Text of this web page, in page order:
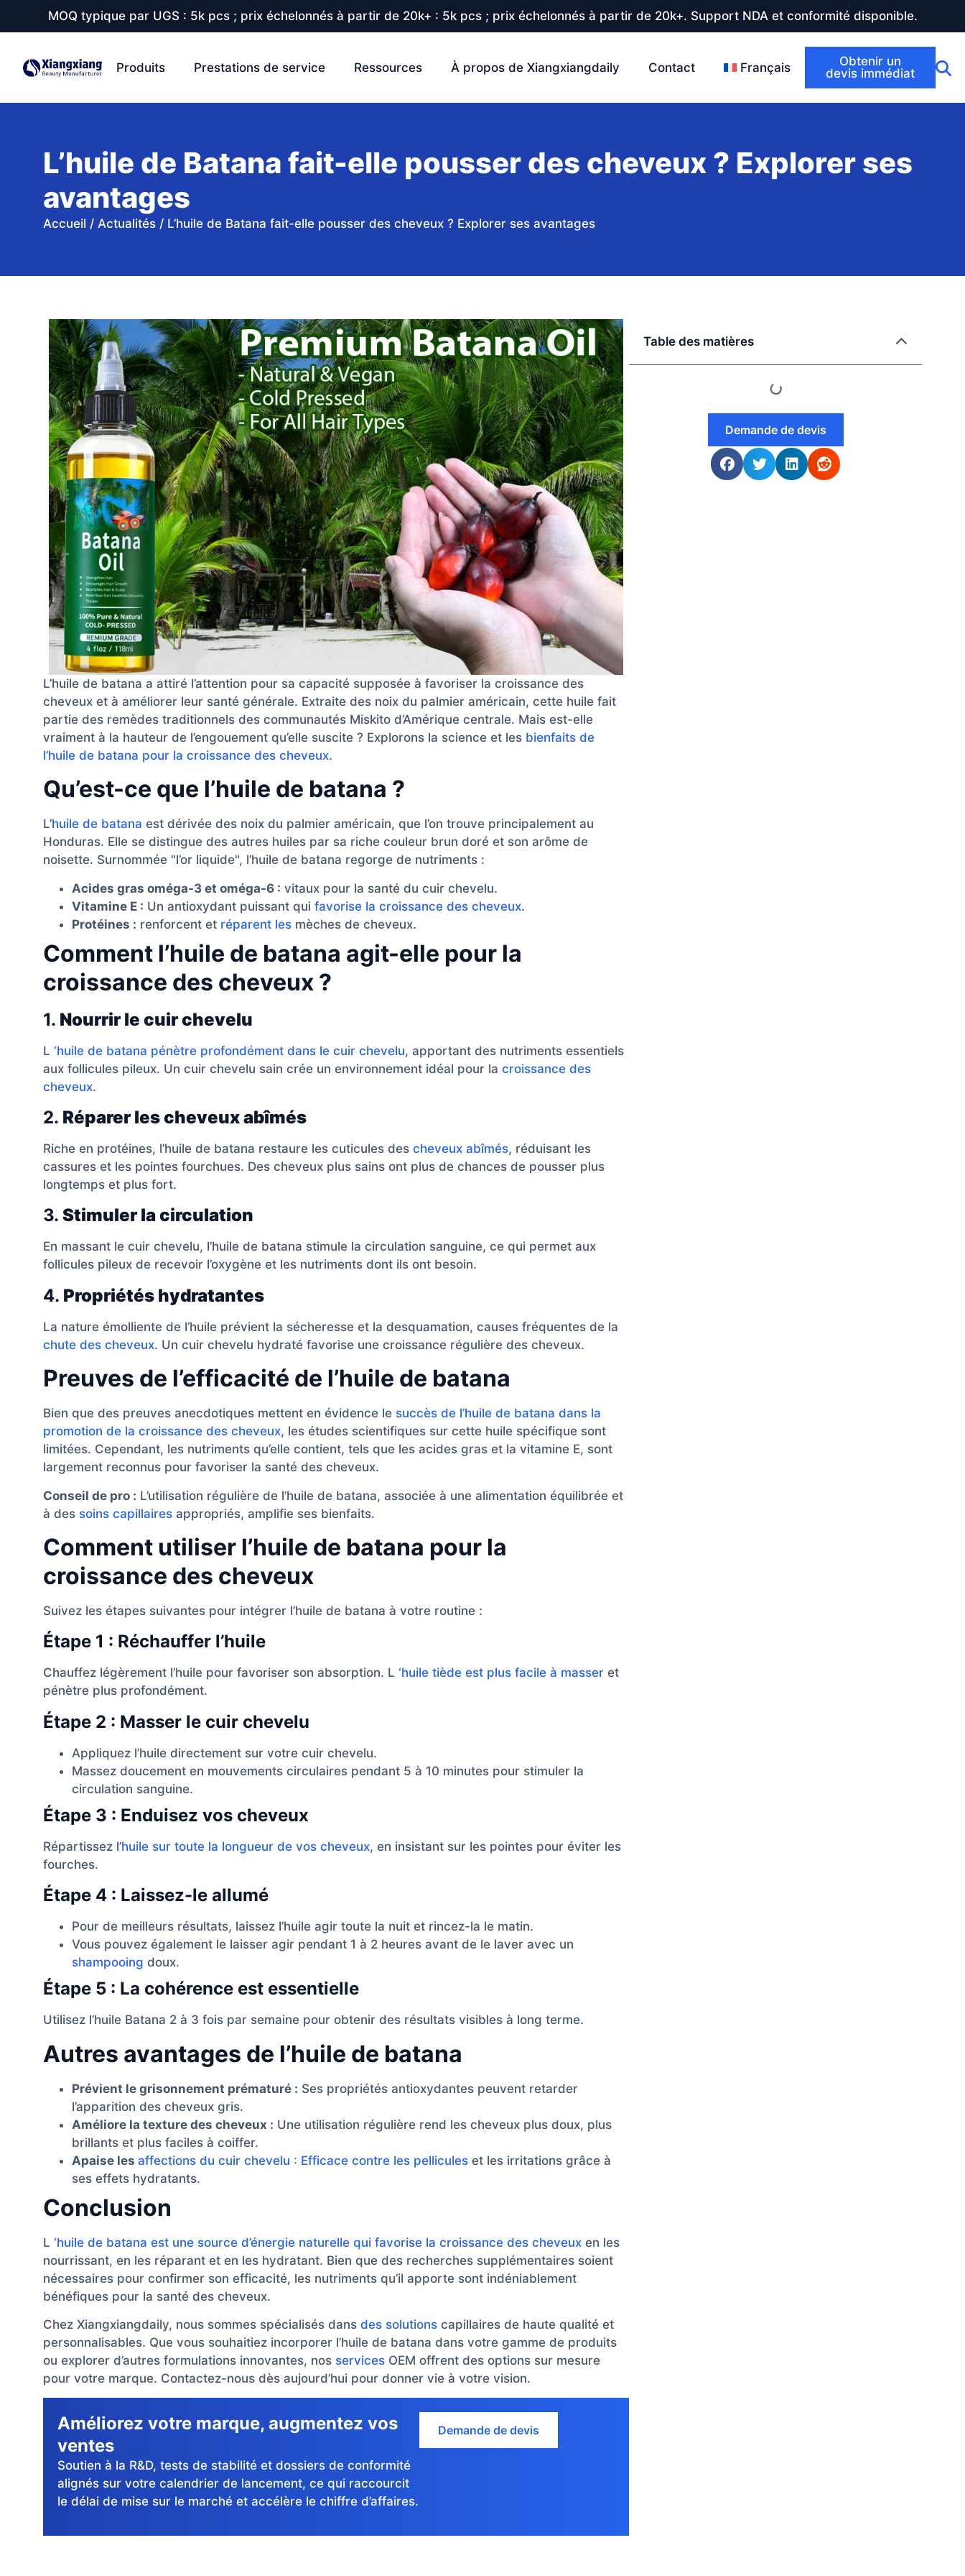
MOQ typique par UGS : 5k pcs ; prix échelonnés à partir de 20k+ : 5k pcs ; prix échelonnés à partir de 20k+. Support NDA et conformité disponible.
Produits Prestations de service Ressources À propos de Xiangxiangdaily Contact Français
Obtenir un
devis immédiat
L’huile de Batana fait-elle pousser des cheveux ? Explorer ses
avantages
Accueil / Actualités / L’huile de Batana fait-elle pousser des cheveux ? Explorer ses avantages
L’huile de batana a attiré l’attention pour sa capacité supposée à favoriser la croissance des
cheveux et à améliorer leur santé générale. Extraite des noix du palmier américain, cette huile fait
partie des remèdes traditionnels des communautés Miskito d’Amérique centrale. Mais est-elle
vraiment à la hauteur de l’engouement qu’elle suscite ? Explorons la science et les bienfaits de
l’huile de batana pour la croissance des cheveux.
Qu’est-ce que l’huile de batana ?
L’huile de batana est dérivée des noix du palmier américain, que l’on trouve principalement au
Honduras. Elle se distingue des autres huiles par sa riche couleur brun doré et son arôme de
noisette. Surnommée "l’or liquide", l’huile de batana regorge de nutriments :
Acides gras oméga-3 et oméga-6 : vitaux pour la santé du cuir chevelu.
Vitamine E : Un antioxydant puissant qui favorise la croissance des cheveux.
Protéines : renforcent et réparent les mèches de cheveux.
Comment l’huile de batana agit-elle pour la
croissance des cheveux ?
1. Nourrir le cuir chevelu
L ‘huile de batana pénètre profondément dans le cuir chevelu, apportant des nutriments essentiels
aux follicules pileux. Un cuir chevelu sain crée un environnement idéal pour la croissance des
cheveux.
2. Réparer les cheveux abîmés
Riche en protéines, l’huile de batana restaure les cuticules des cheveux abîmés, réduisant les
cassures et les pointes fourchues. Des cheveux plus sains ont plus de chances de pousser plus
longtemps et plus fort.
3. Stimuler la circulation
En massant le cuir chevelu, l’huile de batana stimule la circulation sanguine, ce qui permet aux
follicules pileux de recevoir l’oxygène et les nutriments dont ils ont besoin.
4. Propriétés hydratantes
La nature émolliente de l’huile prévient la sécheresse et la desquamation, causes fréquentes de la
chute des cheveux. Un cuir chevelu hydraté favorise une croissance régulière des cheveux.
Preuves de l’efficacité de l’huile de batana
Bien que des preuves anecdotiques mettent en évidence le succès de l’huile de batana dans la
promotion de la croissance des cheveux, les études scientifiques sur cette huile spécifique sont
limitées. Cependant, les nutriments qu’elle contient, tels que les acides gras et la vitamine E, sont
largement reconnus pour favoriser la santé des cheveux.
Conseil de pro : L’utilisation régulière de l’huile de batana, associée à une alimentation équilibrée et
à des soins capillaires appropriés, amplifie ses bienfaits.
Comment utiliser l’huile de batana pour la
croissance des cheveux
Suivez les étapes suivantes pour intégrer l’huile de batana à votre routine :
Étape 1 : Réchauffer l’huile
Chauffez légèrement l’huile pour favoriser son absorption. L ‘huile tiède est plus facile à masser et
pénètre plus profondément.
Étape 2 : Masser le cuir chevelu
Appliquez l’huile directement sur votre cuir chevelu.
Massez doucement en mouvements circulaires pendant 5 à 10 minutes pour stimuler la
circulation sanguine.
Étape 3 : Enduisez vos cheveux
Répartissez l’huile sur toute la longueur de vos cheveux, en insistant sur les pointes pour éviter les
fourches.
Étape 4 : Laissez-le allumé
Pour de meilleurs résultats, laissez l’huile agir toute la nuit et rincez-la le matin.
Vous pouvez également le laisser agir pendant 1 à 2 heures avant de le laver avec un
shampooing doux.
Étape 5 : La cohérence est essentielle
Utilisez l’huile Batana 2 à 3 fois par semaine pour obtenir des résultats visibles à long terme.
Autres avantages de l’huile de batana
Prévient le grisonnement prématuré : Ses propriétés antioxydantes peuvent retarder
l’apparition des cheveux gris.
Améliore la texture des cheveux : Une utilisation régulière rend les cheveux plus doux, plus
brillants et plus faciles à coiffer.
Apaise les affections du cuir chevelu : Efficace contre les pellicules et les irritations grâce à
ses effets hydratants.
Conclusion
L ‘huile de batana est une source d’énergie naturelle qui favorise la croissance des cheveux en les
nourrissant, en les réparant et en les hydratant. Bien que des recherches supplémentaires soient
nécessaires pour confirmer son efficacité, les nutriments qu’il apporte sont indéniablement
bénéfiques pour la santé des cheveux.
Chez Xiangxiangdaily, nous sommes spécialisés dans des solutions capillaires de haute qualité et
personnalisables. Que vous souhaitiez incorporer l’huile de batana dans votre gamme de produits
ou explorer d’autres formulations innovantes, nos services OEM offrent des options sur mesure
pour votre marque. Contactez-nous dès aujourd’hui pour donner vie à votre vision.
Améliorez votre marque, augmentez vos
ventes
Soutien à la R&D, tests de stabilité et dossiers de conformité
alignés sur votre calendrier de lancement, ce qui raccourcit
le délai de mise sur le marché et accélère le chiffre d’affaires.
Demande de devis
Table des matières
Demande de devis